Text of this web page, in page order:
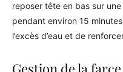
reposer tête en bas sur
pendant environ 15
l’excès d’eau et de